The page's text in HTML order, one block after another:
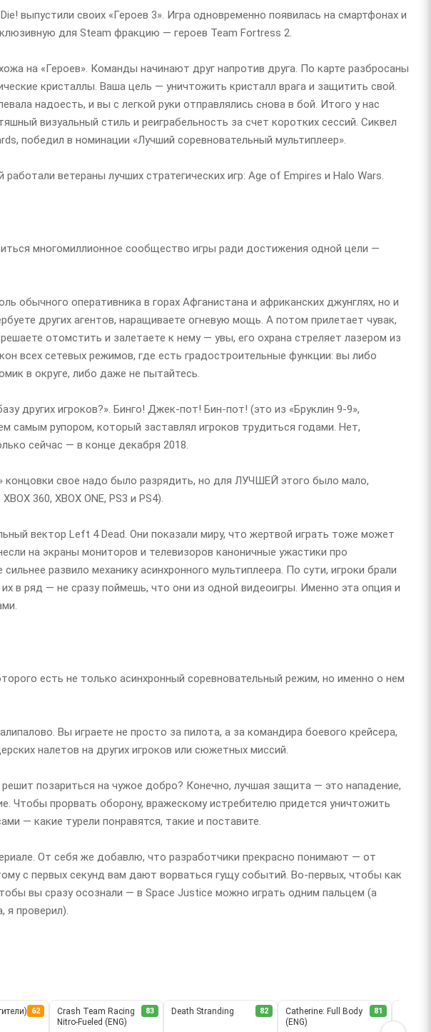
выпустили своих «Героев 3». Игра одновременно появилась на смартфонах и
для Steam фракцию — героев Team Fortress 2.
на «Героев». Команды начинают друг напротив друга. По карте разбросаны
кристаллы. Ваша цель — уничтожить кристалл врага и защитить свой.
надоесть, и вы с легкой руки отправлялись снова в бой. Итого у нас
визуальный стиль и реиграбельность за счет коротких сессий. Сиквел
победил в номинации «Лучший соревновательный мультиплеер».
ветераны лучших стратегических игр: Age of Empires и Halo Wars.
многомиллионное сообщество игры ради достижения одной цели —
обычного оперативника в горах Афганистана и африканских джунглях, но и
других агентов, наращиваете огневую мощь. А потом прилетает чувак,
отомстить и залетаете к нему — увы, его охрана стреляет лазером из
всех сетевых режимов, где есть градостроительные функции: вы либо
в округе, либо даже не пытайтесь.
других игроков?». Бинго! Джек-пот! Бин-пот! (это из «Бруклин 9-9»,
самым рупором, который заставлял игроков трудиться годами. Нет,
сейчас — в конце декабря 2018.
концовки свое надо было разрядить, но для ЛУЧШЕЙ этого было мало,
360, XBOX ONE, PS3 и PS4).
вектор Left 4 Dead. Они показали миру, что жертвой играть тоже может
на экраны мониторов и телевизоров каноничные ужастики про
развило механику асинхронного мультиплеера. По сути, игроки брали
в ряд — не сразу поймешь, что они из одной видеоигры. Именно эта опция и
есть не только асинхронный соревновательный режим, но именно о нем
Вы играете не просто за пилота, а за командира боевого крейсера,
налетов на других игроков или сюжетных миссий.
позариться на чужое добро? Конечно, лучшая защита — это нападение,
Чтобы прорвать оборону, вражескому истребителю придется уничтожить
— какие турели понравятся, такие и поставите.
От себя же добавлю, что разработчики прекрасно понимают — от
с первых секунд вам дают ворваться гущу событий. Во-первых, чтобы как
вы сразу осознали — в Space Justice можно играть одним пальцем (а
я проверил).
62 83
Crash Team Racing
Nitro-Fueled (ENG)
82
Death Stranding 81
Catherine: Full Body
(ENG)